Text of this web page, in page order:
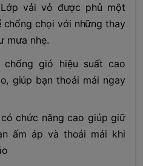
Lớp vải vỏ được phủ một
chọi với những thay
mưa nhẹ.
chống gió hiệu suất cao
giúp bạn thoải mái ngay
có chức năng cao giúp giữ
ấm áp và thoải mái khi